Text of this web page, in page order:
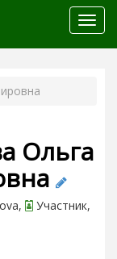
меню
Ольга
Участник,